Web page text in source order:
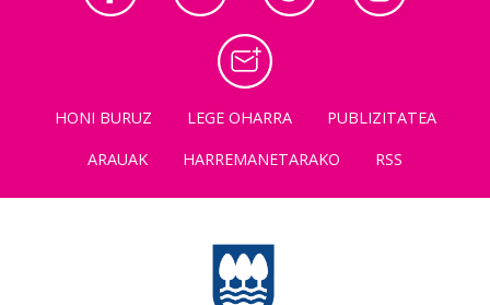
HONI BURUZ LEGE OHARRA
PUBLIZITATEA
ARAUAK
HARREMANETARAKO RSS